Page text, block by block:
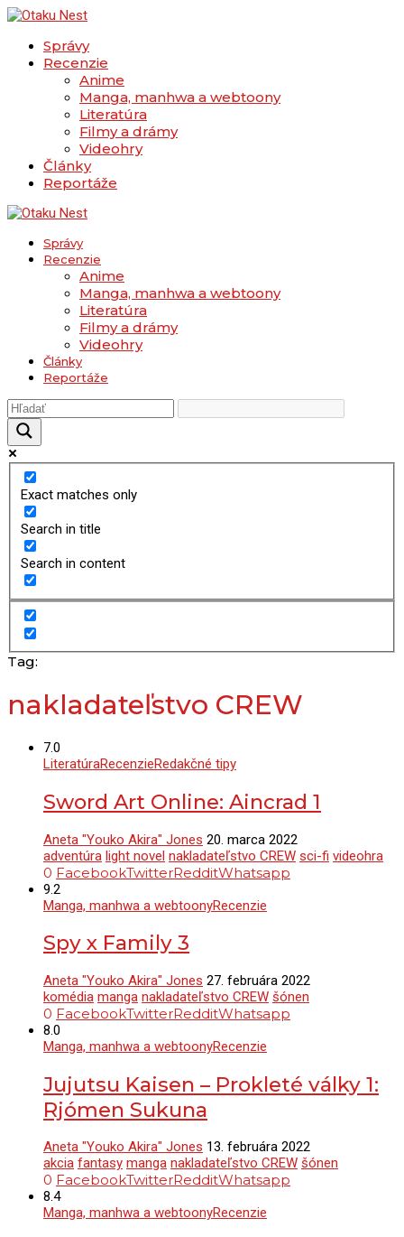
Správy
Recenzie
Anime
Manga, manhwa a webtoony
Literatúra
Filmy a drámy
Videohry
Články
Reportáže
Správy
Recenzie
Anime
Manga, manhwa a webtoony
Literatúra
Filmy a drámy
Videohry
Články
Reportáže
Exact matches only
Search in title
Search in content
Tag:
nakladateľstvo CREW
7.0
LiteratúraRecenzieRedakčné tipy
Sword Art Online: Aincrad 1
Aneta "Youko Akira" Jones 20. marca 2022
adventúra light novel nakladateľstvo CREW sci-fi videohra
0 FacebookTwitterRedditWhatsapp
9.2
Manga, manhwa a webtoonyRecenzie
Spy x Family 3
Aneta "Youko Akira" Jones 27. februára 2022
komédia manga nakladateľstvo CREW šónen
0 FacebookTwitterRedditWhatsapp
8.0
Manga, manhwa a webtoonyRecenzie
Jujutsu Kaisen – Prokleté války 1:
Rjómen Sukuna
Aneta "Youko Akira" Jones 13. februára 2022
akcia fantasy manga nakladateľstvo CREW šónen
0 FacebookTwitterRedditWhatsapp
8.4
Manga, manhwa a webtoonyRecenzie